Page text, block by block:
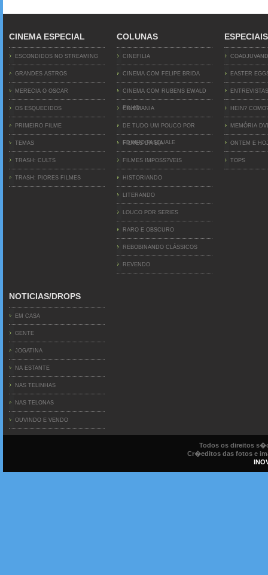
CINEMA ESPECIAL
ESCONDIDOS NO STREAMING
GRANDES ASTROS
MERECIA O OSCAR
OS ESQUECIDOS
PRIMEIRO FILME
TEMAS
TRASH: CULTS
TRASH: PIORES FILMES
COLUNAS
CINEFILIA
CINEMA COM FELIPE BRIDA
CINEMA COM RUBENS EWALD
FILHO
CINEMANIA
DE TUDO UM POUCO POR
EDINHO PASQUALE
FILMES DA BIA
FILMES IMPOSS?VEIS
HISTORIANDO
LITERANDO
LOUCO POR SERIES
RARO E OBSCURO
REBOBINANDO CLÁSSICOS
REVENDO
ESPECIAIS
EASTER
ENTREVISTAS
HEIN?
MEMÓRIA
ONTEM E
TOPS
NOTICIAS/DROPS
EM CASA
GENTE
JOGATINA
NA ESTANTE
NAS TELINHAS
NAS TELONAS
OUVINDO E VENDO
Todos os direitos
Cr�editos das fotos e